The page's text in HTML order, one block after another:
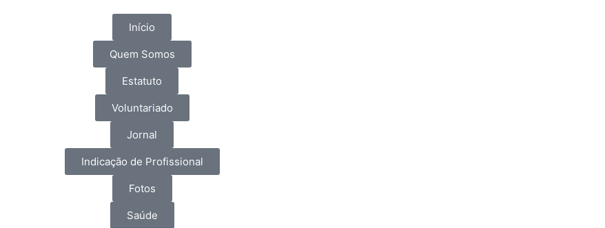
Início
Quem Somos
Estatuto
Voluntariado
Jornal
Indicação de Profissional
Fotos
Saúde